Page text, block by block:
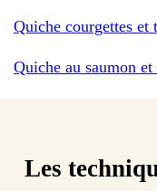
Quiche courgettes et
Quiche au saumon
Les